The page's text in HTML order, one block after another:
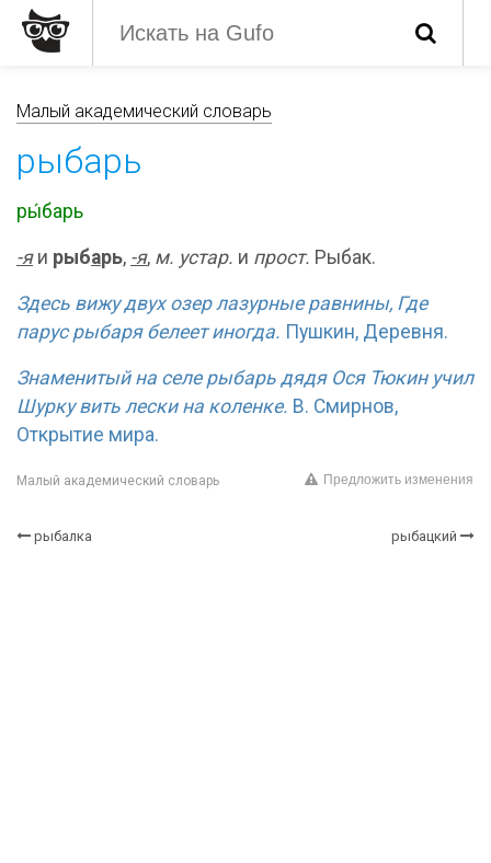
Малый академический словарь
рыбарь
ры́барь
-яи рыбарь, -я, м. устар. и прост. Рыбак.
Здесь вижу двух озер лазурные равнины, Где
парус рыбаря белеет иногда. Пушкин, Деревня.
Знаменитый на селе рыбарь дядя Ося Тюкин учил
Шурку вить лески на коленке. В. Смирнов,
Открытие мира.
Малый академический словарь Предложить изменения
рыбалка рыбацкий